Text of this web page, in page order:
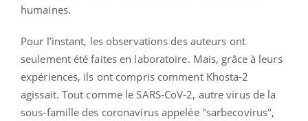
humaines.
Pour l’instant, les observations des auteurs ont
seulement été faites en laboratoire. Mais, grâce à leurs
expériences, ils ont compris comment Khosta-2
agissait. Tout comme le SARS-CoV-2, autre virus de la
sous-famille des coronavirus appelée "sarbecovirus",